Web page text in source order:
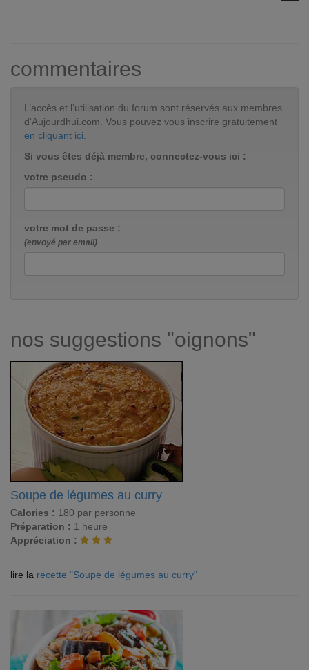
commentaires
L’accès et l’utilisation du forum sont réservés aux membres
d'Aujourdhui.com. Vous pouvez vous inscrire gratuitement
en cliquant ici.
Si vous êtes déjà membre, connectez-vous ici :
votre pseudo :
votre mot de passe :
(envoyé par email)
nos suggestions "oignons"
Soupe de légumes au curry
Calories : 180 par personne
Préparation : 1 heure
Appréciation :
lire la recette "Soupe de légumes au curry"